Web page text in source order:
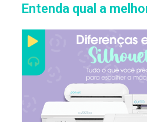
Entenda qual a